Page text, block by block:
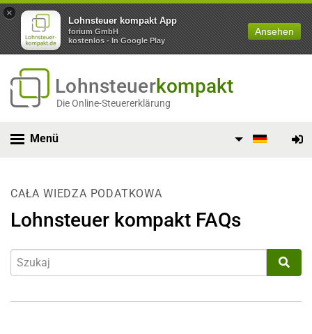
×
Lohnsteuer kompakt App
forium GmbH
kostenlos - In Google Play
Ansehen
Lohnsteuerkompakt
Die Online-Steuererklärung
Menü
CAŁA WIEDZA PODATKOWA
Lohnsteuer kompakt FAQs